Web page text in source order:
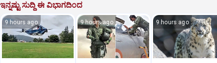
ಇನ್ನಷ್ಟು ಸುದ್ದಿ ಈ ವಿಭಾಗದಿಂದ
9 hours ago 9 hours ago 9 hours ago